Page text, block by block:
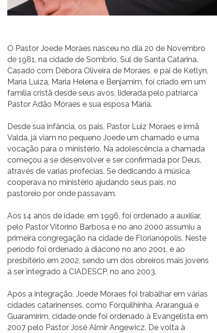
O Pastor Joede Moraes nasceu no dia 20 de Novembro
de 1981, na cidade de Sombrio, Sul de Santa Catarina.
Casado com Débora Oliveira de Moraes, e pai de Ketlyn,
Maria Luiza, Maria Helena e Benjamim, foi criado em um
família cristã desde seus avós, liderada pelo patriarca
Pastor Adão Moraes e sua esposa Maria.
Desde sua infância, os pais, Pastor Luiz Moraes e irmã
Valda, já viam no pequeno Joede um chamado e uma
vocação para o ministério. Na adolescência a chamada
começou a se desenvolver e ser confirmada por Deus,
através de varias profecias. Se dedicando à música,
cooperava no ministério ajudando seus pais, no
pastoreio por onde passavam.
Aos 14 anos de idade, em 1996, foi ordenado a auxiliar,
pelo Pastor Vitorino Barbosa e no ano 2000 assumiu a
primeira congregação na cidade de Florianópolis. Neste
período foi ordenado à diácono no ano 2001, e ao
presbitério em 2002, sendo um dos obreiros mais jovens
à ser integrado à CIADESCP, no ano 2003.
Após a integração, Joede Moraes foi trabalhar em várias
cidades catarinenses, como Forquilhinha, Araranguá e
Guaramirim, cidade onde foi ordenado à Evangelista em
2007 pelo Pastor José Almir Angewicz. De volta à